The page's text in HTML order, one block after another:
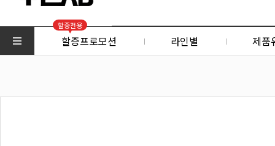
할증전용
할증프로모션 라인별 제품